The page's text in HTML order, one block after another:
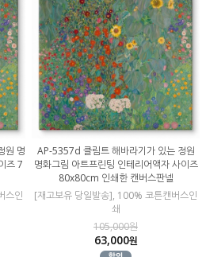
원 명
즈 7
스인
AP-5357d 클림트 해바라기가 있는 정원
명화그림 아트프린팅 인테리어액자 사이즈
80x80cm 인쇄한 캔버스판넬
[재고보유 당일발송], 100% 코튼캔버스인
쇄
105,000원
63,000원